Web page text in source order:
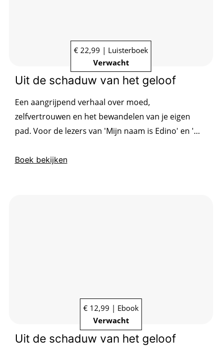
€ 22,99 | Luisterboek
Verwacht
Uit de schaduw van het geloof
Een aangrijpend verhaal over moed,
zelfvertrouwen en het bewandelen van je eigen
pad. Voor de lezers van 'Mijn naam is Edino' en 'Wij
Boek bekijken
€ 12,99 | Ebook
Verwacht
Uit de schaduw van het geloof